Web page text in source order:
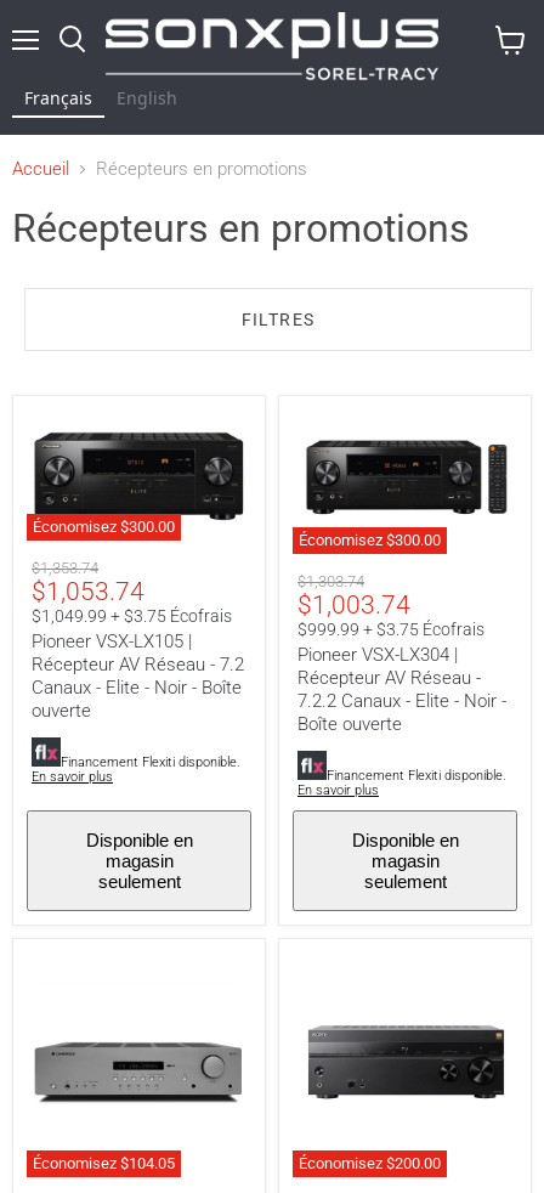
Français English
Accueil Récepteurs en promotions
Récepteurs en promotions
FILTRES
Économisez $300.00
VSX-
LX105
Récepteur
AV
Réseau
7.2
Elite
Prix
original
$1,353.74
Prix
actuel
$1,053.74
$1,049.99 + $3.75 Écofrais
Pioneer VSX-LX105 |
Récepteur AV Réseau - 7.2
Canaux - Elite - Noir - Boîte
ouverte
Financement Flexiti disponible.
En savoir plus
Disponible en
magasin
seulement
Économisez $300.00
VSX-
LX304
Récepteur
AV
Réseau
7.2.2
Elite
Noir
Prix
original
$1,303.74
Prix
actuel
$1,003.74
$999.99 + $3.75 Écofrais
Pioneer VSX-LX304 |
Récepteur AV Réseau -
7.2.2 Canaux - Elite - Noir -
Boîte ouverte
Financement Flexiti disponible.
En savoir plus
Disponible en
magasin
seulement
Économisez $104.05 Économisez $200.00